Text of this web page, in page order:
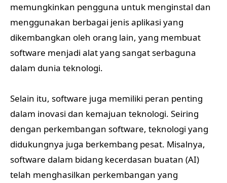
memungkinkan pengguna untuk menginstal dan
menggunakan berbagai jenis aplikasi yang
dikembangkan oleh orang lain, yang membuat
software menjadi alat yang sangat serbaguna
dalam dunia teknologi.
Selain itu, software juga memiliki peran penting
dalam inovasi dan kemajuan teknologi. Seiring
dengan perkembangan software, teknologi yang
didukungnya juga berkembang pesat. Misalnya,
software dalam bidang kecerdasan buatan (AI)
telah menghasilkan perkembangan yang